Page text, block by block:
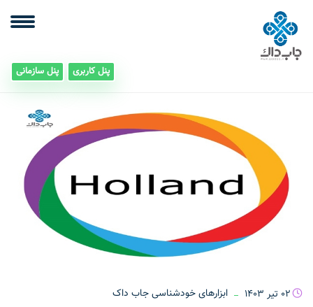
پنل کاربری پنل سازمانی
02 تیر 1403 ابزارهای خودشناسی جاب داک